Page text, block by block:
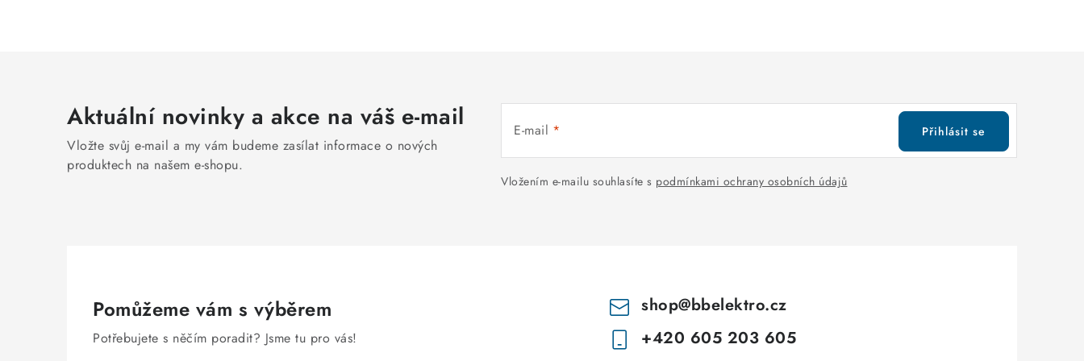
c
í
Aktuální novinky a akce na váš e-mail
Vložte svůj e-mail a my vám budeme zasílat informace o nových
produktech na našem e-shopu.
E-mail
Vložením e-mailu souhlasíte s podmínkami ochrany osobních údajů
Přihlásit se
Pomůžeme vám s výběrem
Potřebujete s něčím poradit? Jsme tu pro vás!
shop@bbelektro.cz
+420 605 203 605